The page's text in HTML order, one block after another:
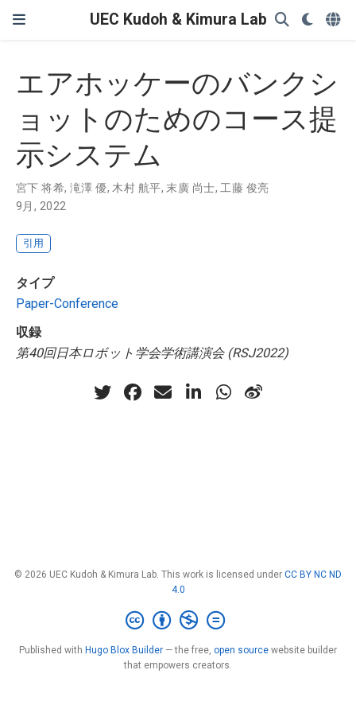
UEC Kudoh & Kimura Lab
エアホッケーのバンクシ
ョットのためのコース提
示システム
宮下 将希, 滝澤 優,木村 航平,末廣 尚士,工藤 俊亮
9月, 2022
引用
タイプ
Paper-Conference
収録
第40回日本ロボット学会学術講演会 (RSJ2022)
© 2026 UEC Kudoh & Kimura Lab. This work is licensed under CC BY NC ND
4.0
Published with Hugo Blox Builder — the free, open source website builder
that empowers creators.